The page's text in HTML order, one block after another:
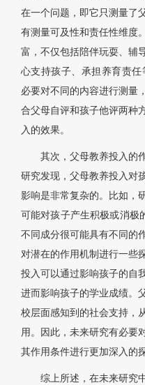
在一个问题，即它只测量了
有测量可及性和责任性维度
富，不仅包括陪伴玩耍、辅
心支持孩子、承担养育责
必要对不同的内容进行测量
合父母自评和孩子他评两种
入的效果。
其次，父母教养投入的
研究发现，父母教养投入对
影响是非常复杂的。比如，
可能对孩子产生积极或消极
不同成分很可能具有不同的
对潜在的作用机制进行一些
投入可以通过影响孩子的自
进而影响孩子的学业成绩。
校层面感知到的社会支持，
用。因此，未来研究有必要
其作用条件进行更加深入的探
综上所述，在未来研究